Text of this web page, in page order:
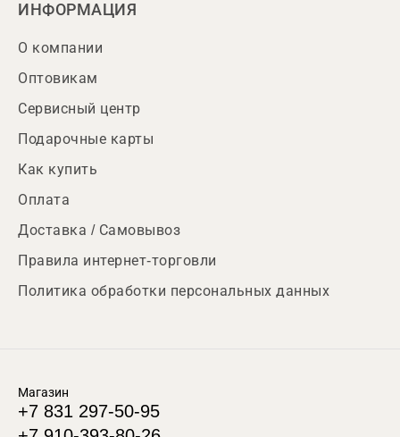
ИНФОРМАЦИЯ
О компании
Оптовикам
Сервисный центр
Подарочные карты
Как купить
Оплата
Доставка / Самовывоз
Правила интернет-торговли
Политика обработки персональных данных
Магазин
+7 831 297-50-95